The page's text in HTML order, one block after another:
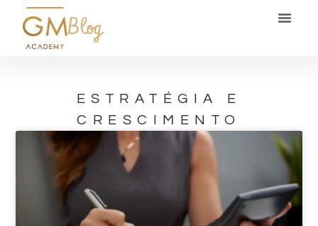
Blog
ESTRATÉGIA E
CRESCIMENTO